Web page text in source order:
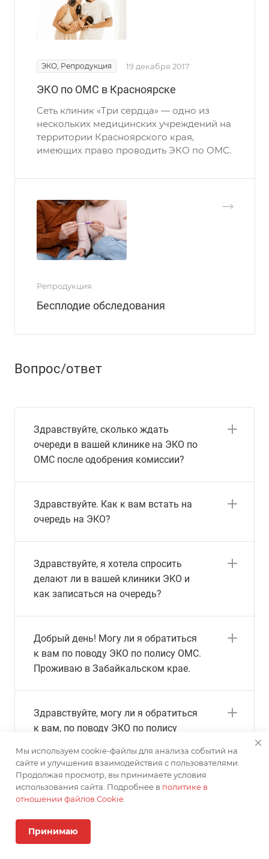
ЭКО, Репродукция 19 декабря 2017
ЭКО по ОМС в Красноярске
Сеть клиник «Три сердца» — одно из
нескольких медицинских учреждений на
территории Красноярского края,
имеющих право проводить ЭКО по ОМС.
Репродукция
Бесплодие обследования
Вопрос/ответ
Здравствуйте, сколько ждать
очереди в вашей клинике на ЭКО по
ОМС после одобрения комиссии?
Здравствуйте. Как к вам встать на
очередь на ЭКО?
Здравствуйте, я хотела спросить
делают ли в вашей клиники ЭКО и
как записаться на очередь?
Добрый день! Могу ли я обратиться
к вам по поводу ЭКО по полису ОМС.
Проживаю в Забайкальском крае.
Здравствуйте, могу ли я обратиться
к вам, по поводу ЭКО по полису
Лицензии и сертификаты клиники
ИМЕЮТСЯ ПРОТИВОПОКАЗАНИЯ. НЕОБХОДИМА
Мы используем cookie-файлы для анализа событий на
сайте и улучшения взаимодействия с пользователями.
Продолжая просмотр, вы принимаете условия
использования сайта. Подробнее в политике в
отношении файлов Cookie
Принимаю